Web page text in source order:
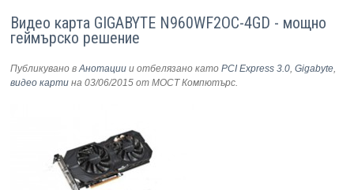
Видео карта GIGABYTE N960WF2OC-4GD - мощно
геймърско решение
Публикувано вАнотации и отбелязано катоPCI Express 3.0,Gigabyte,
видео карти на 03/06/2015 от МОСТ Компютърс.